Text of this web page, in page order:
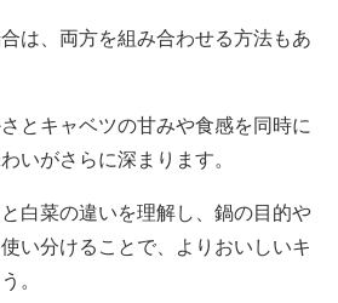
は、両方を組み合わせる方法もあ
とキャベツの甘みや食感を同時に
いがさらに深まります。
白菜の違いを理解し、鍋の目的や
い分けることで、よりおいしいキ
。